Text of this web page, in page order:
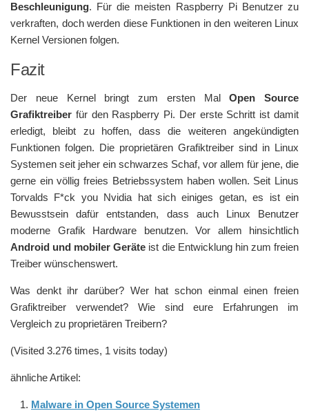
Beschleunigung. Für die meisten Raspberry Pi Benutzer zu
verkraften, doch werden diese Funktionen in den weiteren Linux
Kernel Versionen folgen.
Fazit
Der neue Kernel bringt zum ersten MalOpen Source
Grafiktreiber für den Raspberry Pi. Der erste Schritt ist damit
erledigt, bleibt zu hoffen, dass die weiteren angekündigten
Funktionen folgen. Die proprietären Grafiktreiber sind in Linux
Systemen seit jeher ein schwarzes Schaf, vor allem für jene, die
gerne ein völlig freies Betriebssystem haben wollen. Seit Linus
Torvalds F*ck you Nvidia hat sich einiges getan, es ist ein
Bewusstsein dafür entstanden, dass auch Linux Benutzer
moderne Grafik Hardware benutzen. Vor allem hinsichtlich
Android und mobiler Geräte ist die Entwicklung hin zum freien
Treiber wünschenswert.
Was denkt ihr darüber? Wer hat schon einmal einen freien
Grafiktreiber verwendet? Wie sind eure Erfahrungen im
Vergleich zu proprietären Treibern?
(Visited 3.276 times, 1 visits today)
ähnliche Artikel:
Malware in Open Source Systemen